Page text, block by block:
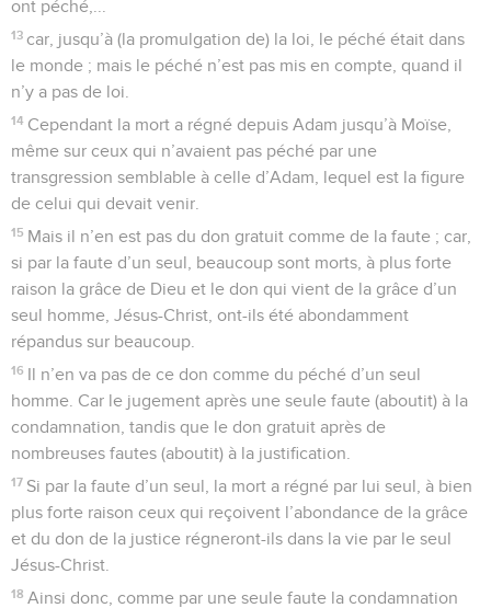
ont péché,...
13 car, jusqu’à (la promulgation de) la loi, le péché était dans
le monde ; mais le péché n’est pas mis en compte, quand il
n’y a pas de loi.
14 Cependant la mort a régné depuis Adam jusqu’à Moïse,
même sur ceux qui n’avaient pas péché par une
transgression semblable à celle d’Adam, lequel est la figure
de celui qui devait venir.
15 Mais il n’en est pas du don gratuit comme de la faute ; car,
si par la faute d’un seul, beaucoup sont morts, à plus forte
raison la grâce de Dieu et le don qui vient de la grâce d’un
seul homme, Jésus-Christ, ont-ils été abondamment
répandus sur beaucoup.
16 Il n’en va pas de ce don comme du péché d’un seul
homme. Car le jugement après une seule faute (aboutit) à la
condamnation, tandis que le don gratuit après de
nombreuses fautes (aboutit) à la justification.
17 Si par la faute d’un seul, la mort a régné par lui seul, à bien
plus forte raison ceux qui reçoivent l’abondance de la grâce
et du don de la justice régneront-ils dans la vie par le seul
Jésus-Christ.
18 Ainsi donc, comme par une seule faute la condamnation